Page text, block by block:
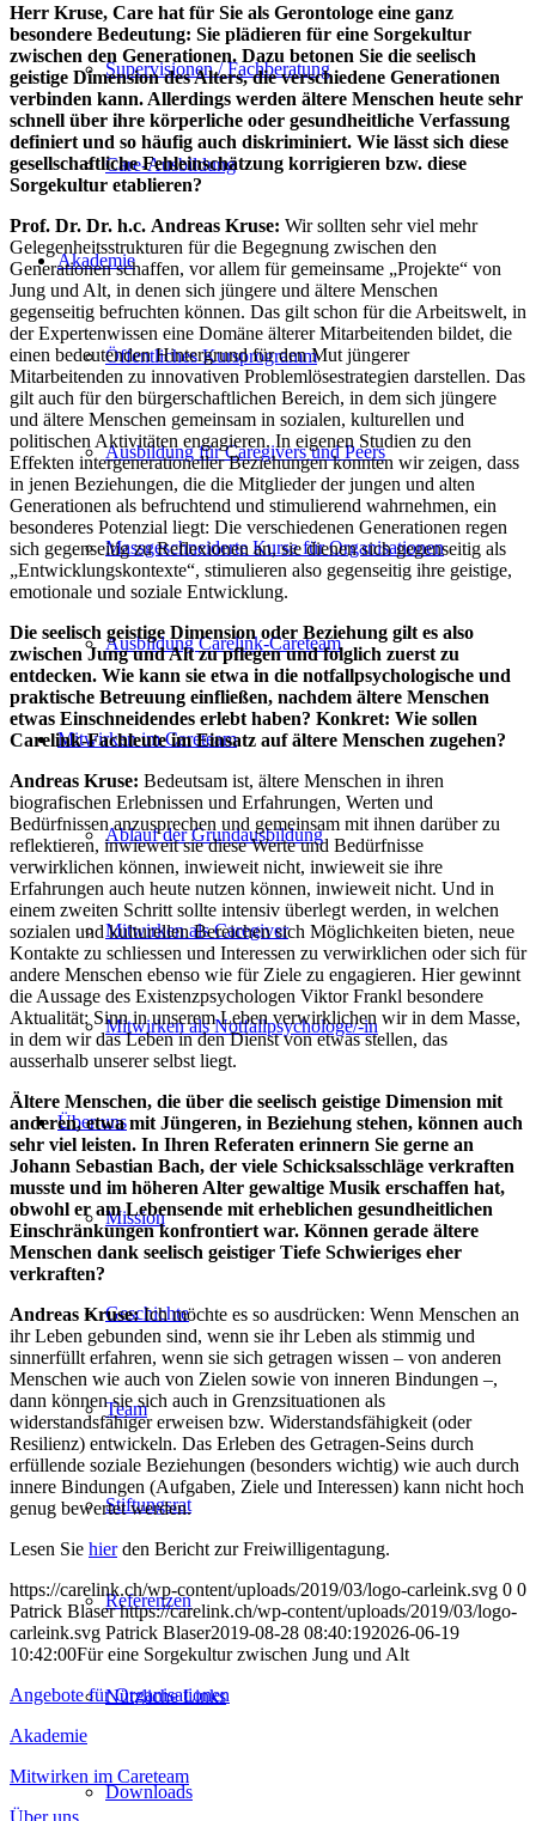
Supervisionen / Fachberatung
Care-Ausbildung
Akademie
Öffentliches Kursprogramm
Ausbildung für Caregivers und Peers
Massgeschneiderte Kurse für Organisationen
Ausbildung Carelink-Careteam
Mitwirken im Careteam
Ablauf der Grundausbildung
Mitwirken als Caregiver
Mitwirken als Not­fallpsychologe/-in
Über uns
Mission
Geschichte
Team
Stiftungsrat
Referenzen
Nützliche Links
Downloads
Herr Kruse, Care hat für Sie als Gerontologe eine ganz
besondere Bedeutung: Sie plädieren für eine Sorgekultur
zwischen den Generationen. Dazu betonen Sie die seelisch
geistige Dimension des Alters, die verschiedene Generationen
verbinden kann. Allerdings werden ältere Menschen heute sehr
schnell über ihre körperliche oder gesundheitliche Verfassung
definiert und so häufig auch diskriminiert. Wie lässt sich diese
gesellschaftliche Fehleinschätzung korrigieren bzw. diese
Sorgekultur etablieren?
Prof. Dr. Dr. h.c. Andreas Kruse: Wir sollten sehr viel mehr
Gelegenheitsstrukturen für die Begegnung zwischen den
Generationen schaffen, vor allem für gemeinsame „Projekte“ von
Jung und Alt, in denen sich jüngere und ältere Menschen
gegenseitig befruchten können. Das gilt schon für die Arbeitswelt, in
der Expertenwissen eine Domäne älterer Mitarbeitenden bildet, die
einen bedeutenden Hintergrund für den Mut jüngerer
Mitarbeitenden zu innovativen Problemlösestrategien darstellen. Das
gilt auch für den bürgerschaftlichen Bereich, in dem sich jüngere
und ältere Menschen gemeinsam in sozialen, kulturellen und
politischen Aktivitäten engagieren. In eigenen Studien zu den
Effekten intergenerationeller Beziehungen konnten wir zeigen, dass
in jenen Beziehungen, die die Mitglieder der jungen und alten
Generationen als befruchtend und stimulierend wahrnehmen, ein
besonderes Potenzial liegt: Die verschiedenen Generationen regen
sich gegenseitig zu Reflexionen an, sie dienen sich gegenseitig als
„Entwicklungskontexte“, stimulieren also gegenseitig ihre geistige,
emotionale und soziale Entwicklung.
Die seelisch geistige Dimension oder Beziehung gilt es also
zwischen Jung und Alt zu pflegen und folglich zuerst zu
entdecken. Wie kann sie etwa in die notfallpsychologische und
praktische Betreuung einfließen, nachdem ältere Menschen
etwas Einschneidendes erlebt haben? Konkret: Wie sollen
Carelink-Fachleute im Einsatz auf ältere Menschen zugehen?
Andreas Kruse: Bedeutsam ist, ältere Menschen in ihren
biografischen Erlebnissen und Erfahrungen, Werten und
Bedürfnissen anzusprechen und gemeinsam mit ihnen darüber zu
reflektieren, inwieweit sie diese Werte und Bedürfnisse
verwirklichen können, inwieweit nicht, inwieweit sie ihre
Erfahrungen auch heute nutzen können, inwieweit nicht. Und in
einem zweiten Schritt sollte intensiv überlegt werden, in welchen
sozialen und kulturellen Bereichen sich Möglichkeiten bieten, neue
Kontakte zu schliessen und Interessen zu verwirklichen oder sich für
andere Menschen ebenso wie für Ziele zu engagieren. Hier gewinnt
die Aussage des Existenzpsychologen Viktor Frankl besondere
Aktualität: Sinn in unserem Leben verwirklichen wir in dem Masse,
in dem wir das Leben in den Dienst von etwas stellen, das
ausserhalb unserer selbst liegt.
Ältere Menschen, die über die seelisch geistige Dimension mit
anderen, etwa mit Jüngeren, in Beziehung stehen, können auch
sehr viel leisten. In Ihren Referaten erinnern Sie gerne an
Johann Sebastian Bach, der viele Schicksalsschläge verkraften
musste und im höheren Alter gewaltige Musik erschaffen hat,
obwohl er am Lebensende mit erheblichen gesundheitlichen
Einschränkungen konfrontiert war. Können gerade ältere
Menschen dank seelisch geistiger Tiefe Schwieriges eher
verkraften?
Andreas Kruse:Ich möchte es so ausdrücken: Wenn Menschen an
ihr Leben gebunden sind, wenn sie ihr Leben als stimmig und
sinnerfüllt erfahren, wenn sie sich getragen wissen – von anderen
Menschen wie auch von Zielen sowie von inneren Bindungen –,
dann können sie sich auch in Grenzsituationen als
widerstandsfähiger erweisen bzw. Widerstandsfähigkeit (oder
Resilienz) entwickeln. Das Erleben des Getragen-Seins durch
erfüllende soziale Beziehungen (besonders wichtig) wie auch durch
innere Bindungen (Aufgaben, Ziele und Interessen) kann nicht hoch
genug bewertet werden.
Lesen Sie hierden Bericht zur Freiwilligentagung.
https://carelink.ch/wp-content/uploads/2019/03/logo-carleink.svg 0 0
Patrick Blaser https://carelink.ch/wp-content/uploads/2019/03/logo-
carleink.svg Patrick Blaser2019-08-28 08:40:192026-06-19
10:42:00Für eine Sorgekultur zwischen Jung und Alt
Angebote für Organisationen
Akademie
Mitwirken im Careteam
Über uns